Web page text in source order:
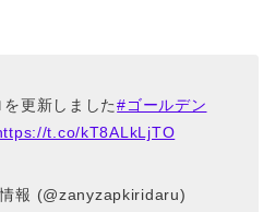
更新しました#ゴールデン
t.co/kT8ALkLjTO
報 (@zanyzapkiridaru)